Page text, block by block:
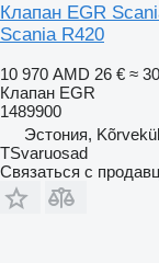
Клапан EGR
Scania R420
10 970 AMD 26 € ≈
Клапан EGR
1489900
Эстония,
TSvaruosad
Связаться с